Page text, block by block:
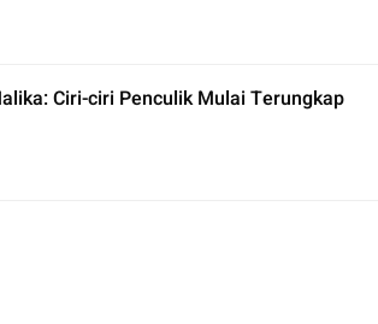
Ciri-ciri Penculik Mulai Terungkap